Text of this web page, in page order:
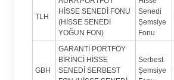
TLH
HİSSE SENEDİ FONU
(HİSSE SENEDİ
YOĞUN FON)
Senedi
Şemsiye
Fonu
GBH
GARANTİ PORTFÖY
BİRİNCİ HİSSE
SENEDİ SERBEST
Serbest
Şemsiye